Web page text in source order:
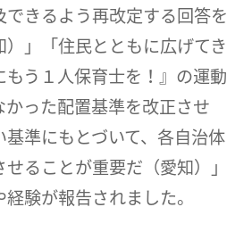
きるよう再改定する回答を
」「住民とともに広げてき
もう１人保育士を！』の運動
った配置基準を改正させ
準にもとづいて、各自治体
ることが重要だ（愛知）」
験が報告されました。